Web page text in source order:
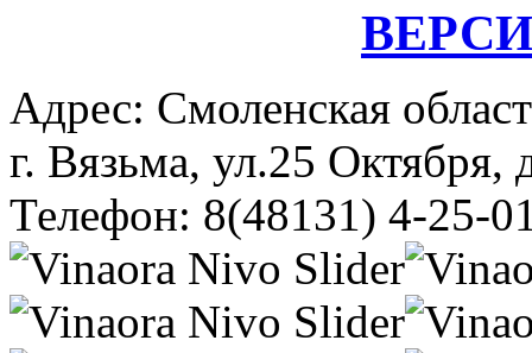
Адрес: Смоленская
г. Вязьма, ул.25 Октября,
Телефон: 8(48131) 4-25-